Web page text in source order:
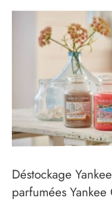
Déstockage
parfumées